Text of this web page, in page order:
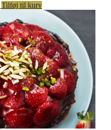
Tilføj til kurv